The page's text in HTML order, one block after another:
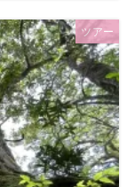
ツアー